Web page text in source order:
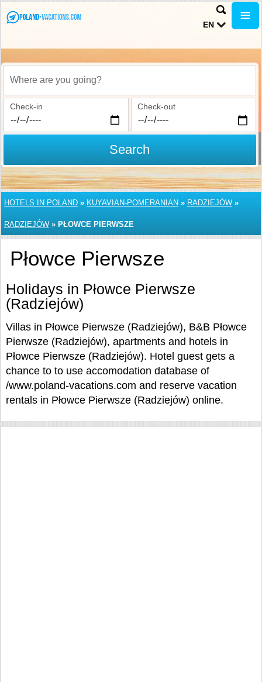
EN
Where are you going?
Check-in Check-out
Search
HOTELS IN POLAND » KUYAVIAN-POMERANIAN » RADZIEJÓW »
RADZIEJÓW » PŁOWCE PIERWSZE
Płowce Pierwsze
Holidays in Płowce Pierwsze
(Radziejów)
Villas in Płowce Pierwsze (Radziejów), B&B Płowce
Pierwsze (Radziejów), apartments and hotels in
Płowce Pierwsze (Radziejów). Hotel guest gets a
chance to to use accomodation database of
/www.poland-vacations.com and reserve vacation
rentals in Płowce Pierwsze (Radziejów) online.